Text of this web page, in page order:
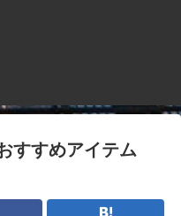
すすめアイテム